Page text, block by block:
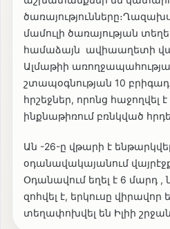
մամուլի ծառայության
համաձայն ավիաաղետի
Ալմաթիի
շտապօգնության 10
հրշեջներ, որոնց հաջողվել
ինքնաթիռում բռնկված
Ան -26-ը վթարի է
օդանավակայանում
Օդանավում եղել է 6 մարդ ,
զոհվել է, երկուսը վիրավոր
տեղափոխվել են Իլիի